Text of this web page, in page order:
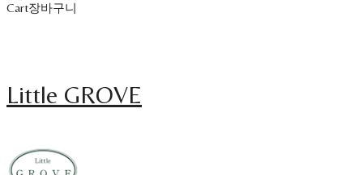
Cart장바구니
Little GROVE